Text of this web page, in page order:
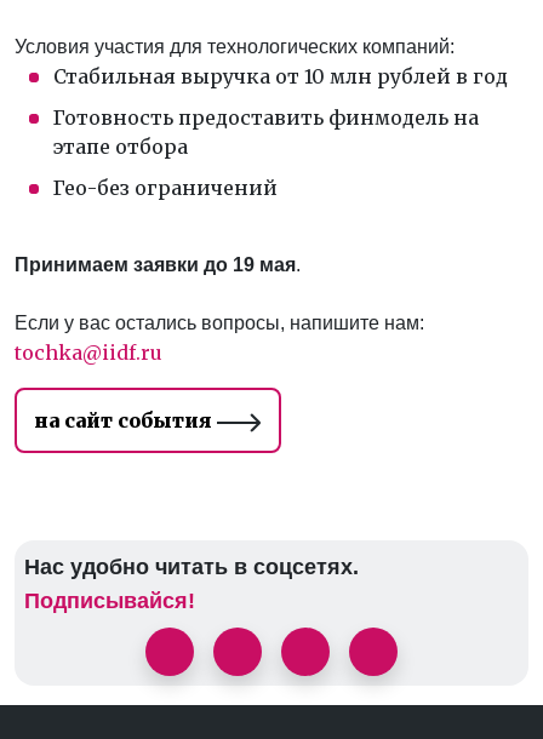
Условия участия для технологических компаний:
Стабильная выручка от 10 млн рублей в год
Готовность предоставить финмодель на
этапе отбора
Гео-без ограничений
Принимаем заявки до 19 мая.
Если у вас остались вопросы, напишите нам:
tochka@iidf.ru
на сайт события
Нас удобно читать в соцсетях.
Подписывайся!